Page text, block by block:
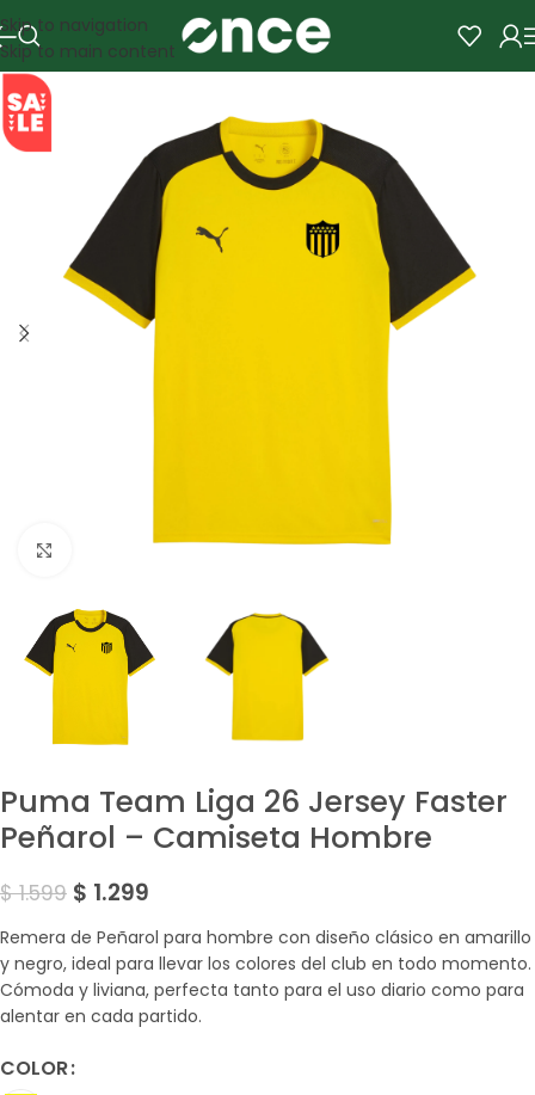
Skip to navigation
Skip to main content
SALE
Amplía la Imagen
Puma Team Liga 26 Jersey Faster
Peñarol – Camiseta Hombre
$1.599 $ 1.299
Remera de Peñarol para hombre con diseño clásico en amarillo
y negro, ideal para llevar los colores del club en todo momento.
Cómoda y liviana, perfecta tanto para el uso diario como para
alentar en cada partido.
COLOR